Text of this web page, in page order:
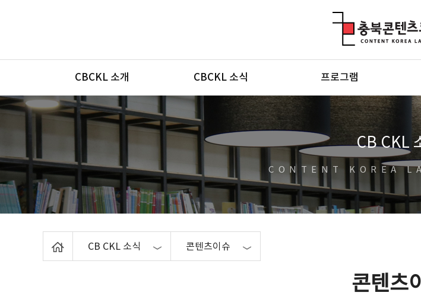
메뉴
CBCKL 소개 CBCKL 소식 프로그램
CB CKL
CONTENT KOREA
CB CKL 소식 콘텐츠이슈
콘텐츠